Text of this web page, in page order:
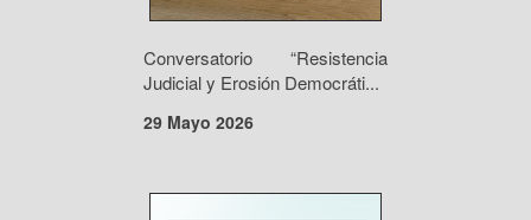
Conversatorio “Resistencia
Judicial y Erosión Democráti...
29 Mayo 2026